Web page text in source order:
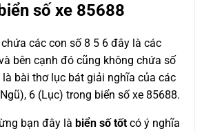
số xe 85688
các con số 8 5 6 đây là các
bên cạnh đó cũng không chứa số
bài thơ lục bát giải nghĩa của các
6 (Lục) trong biển số xe 85688.
bạn đây là biển số tốt có ý nghĩa